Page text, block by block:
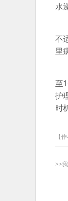
水
不
里
至
护
时
【
>>